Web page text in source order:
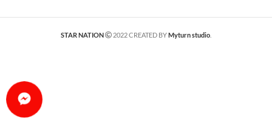
STAR NATION 2022 CREATED BYMyturn studio